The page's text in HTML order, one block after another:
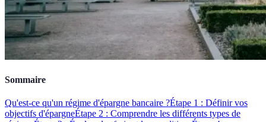
Sommaire
Qu'est-ce qu'un régime d'épargne bancaire ?Étape 1 : Définir vos
objectifs d'épargneÉtape 2 : Comprendre les différents types de